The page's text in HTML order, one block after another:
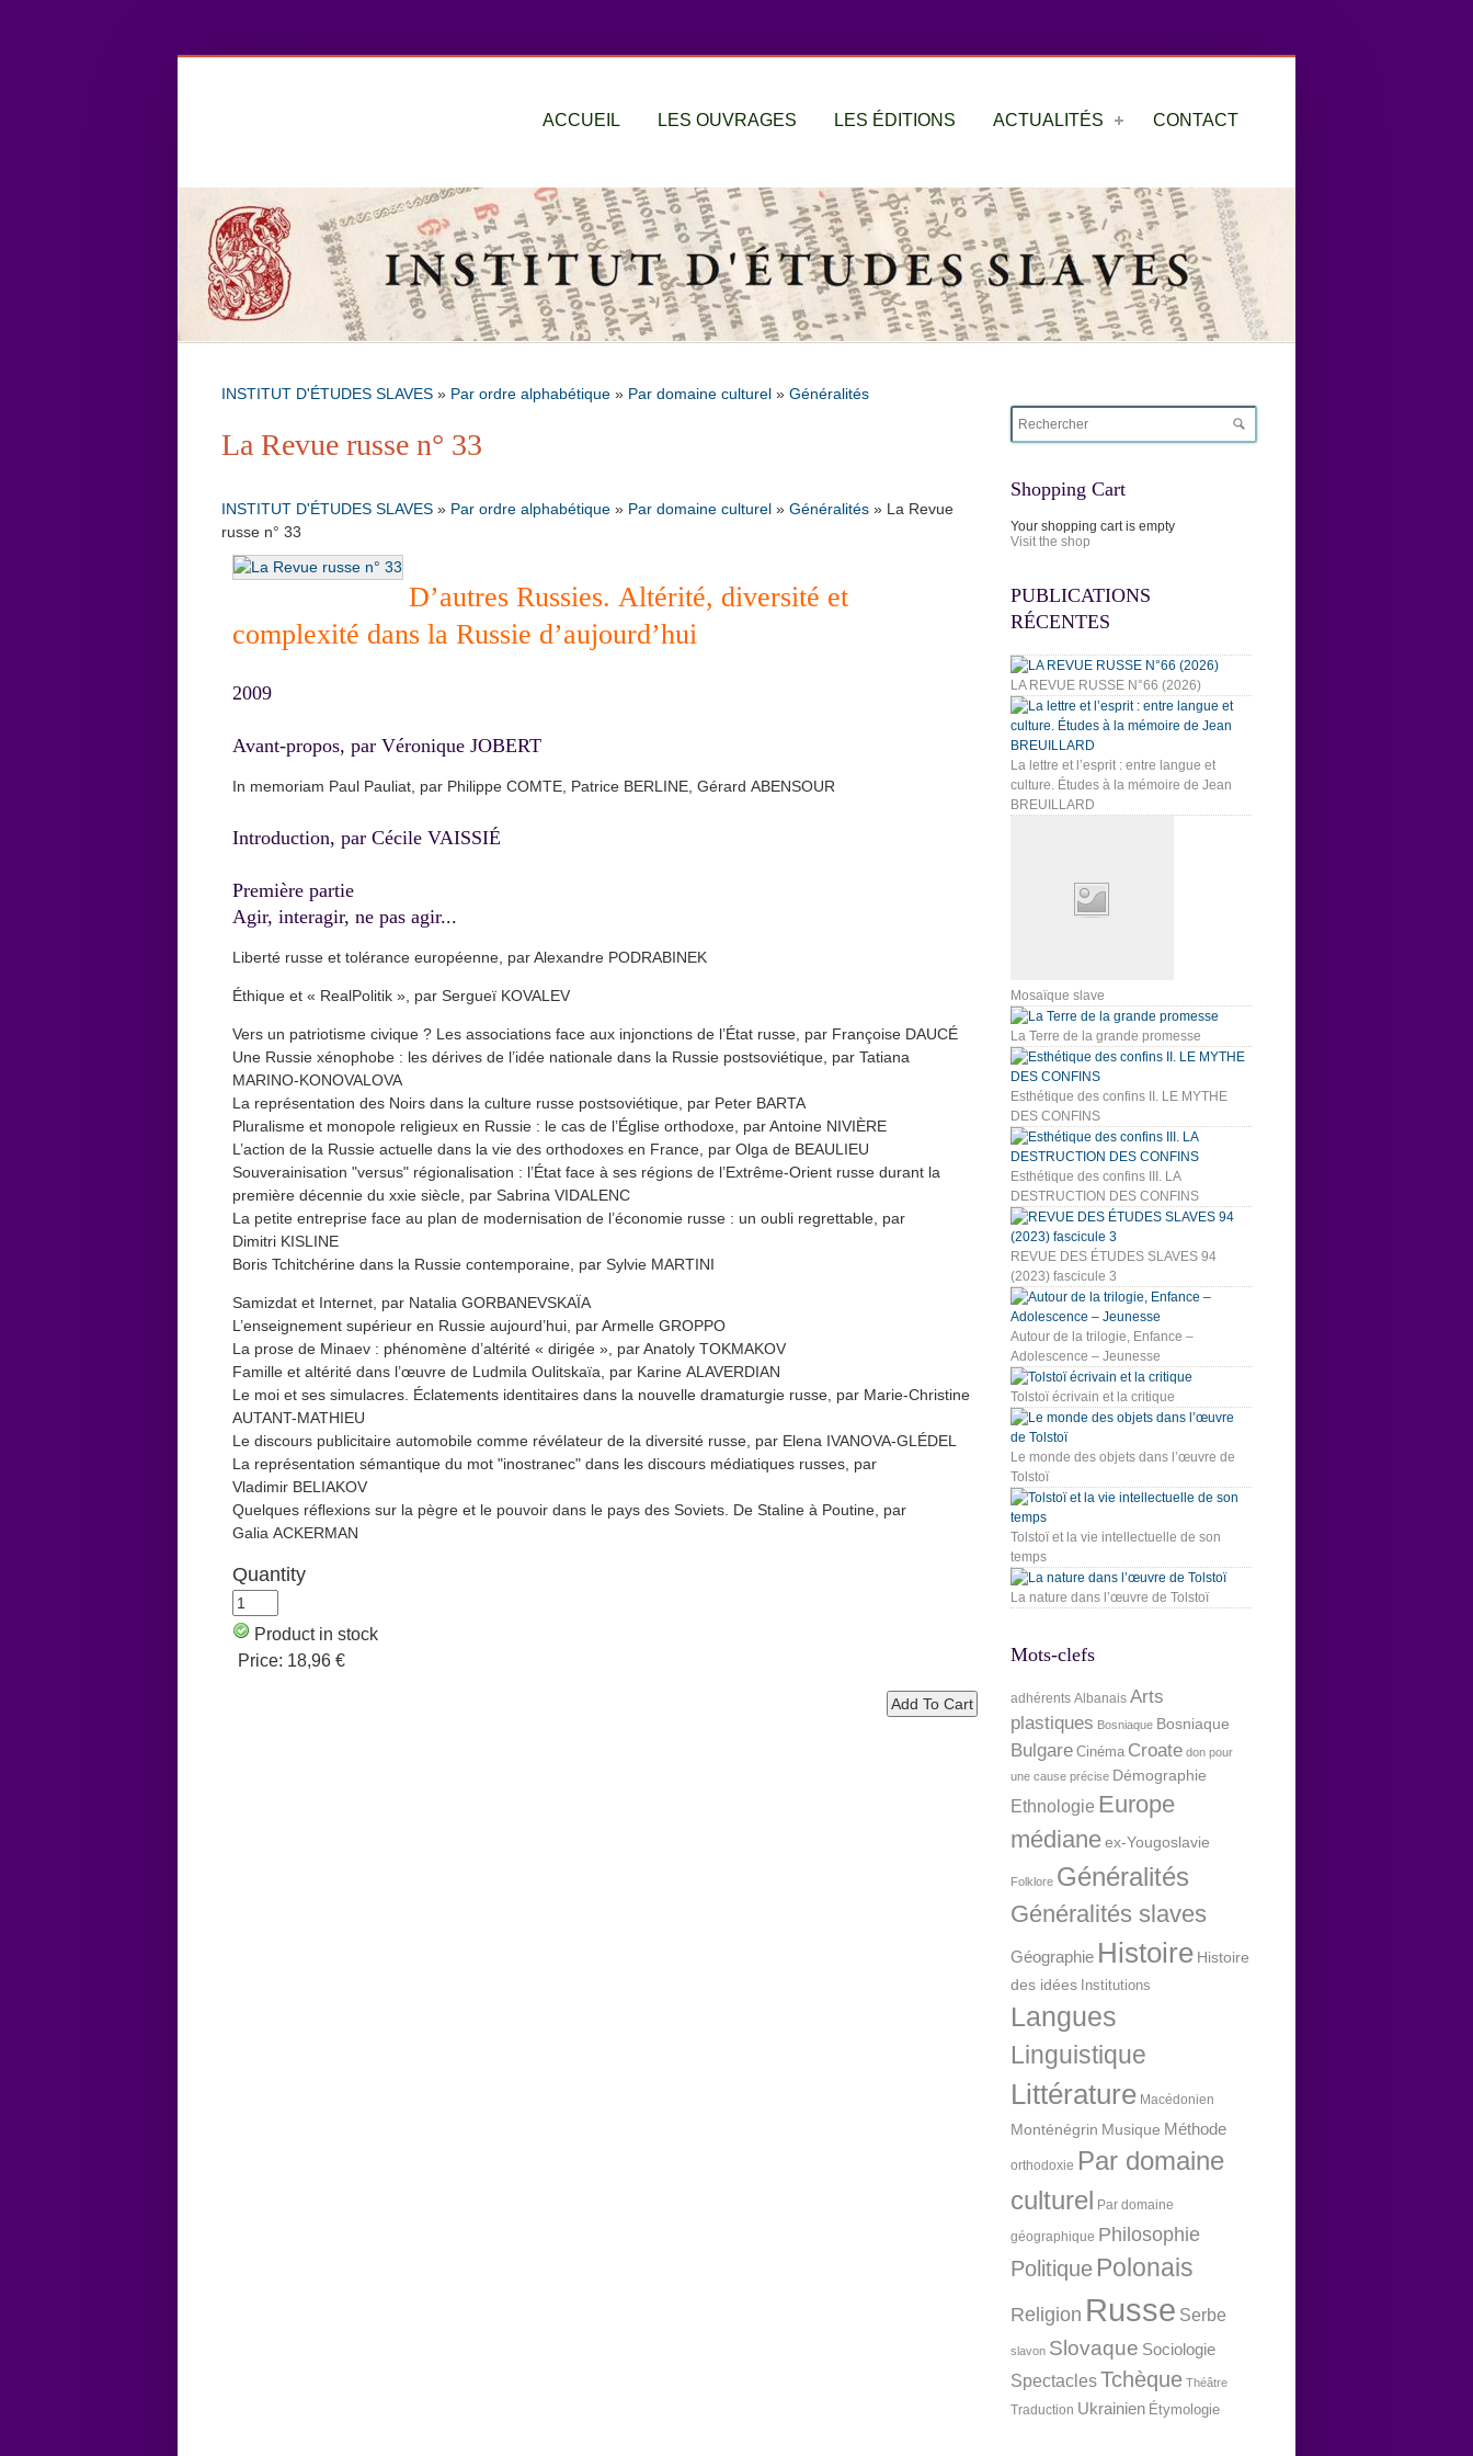
ACCUEIL LES OUVRAGES LES ÉDITIONS ACTUALITÉS CONTACT
INSTITUT D'ÉTUDES SLAVES » Par ordre alphabétique » Par domaine culturel » Généralités
La Revue russe n° 33
INSTITUT D'ÉTUDES SLAVES » Par ordre alphabétique » Par domaine culturel » Généralités » La Revue
russe n° 33
D’autres Russies. Altérité, diversité et
complexité dans la Russie d’aujourd’hui
2009
Avant-propos, par Véronique JOBERT
In memoriam Paul Pauliat, par Philippe COMTE, Patrice BERLINE, Gérard ABENSOUR
Introduction, par Cécile VAISSIÉ
Première partie
Agir, interagir, ne pas agir...
Liberté russe et tolérance européenne, par Alexandre PODRABINEK
Éthique et « RealPolitik », par Sergueï KOVALEV
Vers un patriotisme civique ? Les associations face aux injonctions de l’État russe, par Françoise DAUCÉ
Une Russie xénophobe : les dérives de l’idée nationale dans la Russie postsoviétique, par Tatiana
MARINO-KONOVALOVA
La représentation des Noirs dans la culture russe postsoviétique, par Peter BARTA
Pluralisme et monopole religieux en Russie : le cas de l’Église orthodoxe, par Antoine NIVIÈRE
L’action de la Russie actuelle dans la vie des orthodoxes en France, par Olga de BEAULIEU
Souverainisation "versus" régionalisation : l’État face à ses régions de l’Extrême-Orient russe durant la
première décennie du xxie siècle, par Sabrina VIDALENC
La petite entreprise face au plan de modernisation de l’économie russe : un oubli regrettable, par
Dimitri KISLINE
Boris Tchitchérine dans la Russie contemporaine, par Sylvie MARTINI
Samizdat et Internet, par Natalia GORBANEVSKAÏA
L’enseignement supérieur en Russie aujourd’hui, par Armelle GROPPO
La prose de Minaev : phénomène d’altérité « dirigée », par Anatoly TOKMAKOV
Famille et altérité dans l’œuvre de Ludmila Oulitskaïa, par Karine ALAVERDIAN
Le moi et ses simulacres. Éclatements identitaires dans la nouvelle dramaturgie russe, par Marie-Christine
AUTANT-MATHIEU
Le discours publicitaire automobile comme révélateur de la diversité russe, par Elena IVANOVA-GLÉDEL
La représentation sémantique du mot "inostranec" dans les discours médiatiques russes, par
Vladimir BELIAKOV
Quelques réﬂexions sur la pègre et le pouvoir dans le pays des Soviets. De Staline à Poutine, par
Galia ACKERMAN
Quantity
Product in stock
Price: 18,96 €
Shopping Cart
Your shopping cart is empty
Visit the shop
PUBLICATIONS
RÉCENTES
LA REVUE RUSSE N°66 (2026)
La lettre et l’esprit : entre langue et
culture. Études à la mémoire de Jean
BREUILLARD
Mosaïque slave
La Terre de la grande promesse
Esthétique des confins II. LE MYTHE
DES CONFINS
Esthétique des confins III. LA
DESTRUCTION DES CONFINS
REVUE DES ÉTUDES SLAVES 94
(2023) fascicule 3
Autour de la trilogie, Enfance –
Adolescence – Jeunesse
Tolstoï écrivain et la critique
Le monde des objets dans l’œuvre de
Tolstoï
Tolstoï et la vie intellectuelle de son
temps
La nature dans l’œuvre de Tolstoï
Mots-clefs
adhérents Albanais Arts
plastiques Bosniaque Bosniaque
Bulgare Cinéma Croate don pour
une cause précise Démographie
Ethnologie Europe
médianeex-Yougoslavie
Folklore Généralités
Généralités slaves
Géographie Histoire Histoire
des idées Institutions
Langues
Linguistique
Littérature Macédonien
Monténégrin Musique Méthode
orthodoxie Par domaine
culturel Par domaine
géographique Philosophie
Politique Polonais
Religion Russe Serbe
slavon Slovaque Sociologie
SpectaclesTchèque Théâtre
Traduction Ukrainien Étymologie